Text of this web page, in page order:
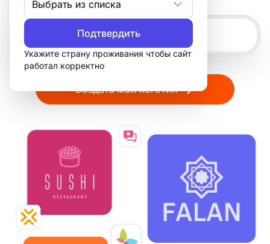
Выбрать из списка
Подтвердить
Укажите страну проживания чтобы сайт
работал корректно
Создать мой логотип